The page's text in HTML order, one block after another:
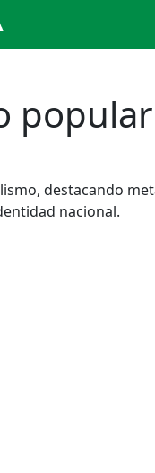
popular
destacando
nacional.